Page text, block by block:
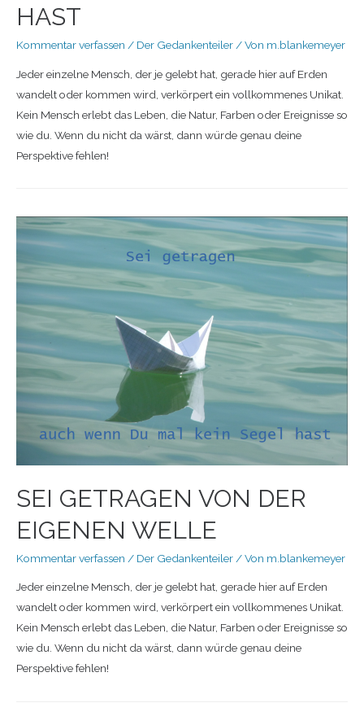
HAST
Kommentar verfassen / Der Gedankenteiler / Von m.blankemeyer
Jeder einzelne Mensch, der je gelebt hat, gerade hier auf Erden
wandelt oder kommen wird, verkörpert ein vollkommenes Unikat.
Kein Mensch erlebt das Leben, die Natur, Farben oder Ereignisse so
wie du. Wenn du nicht da wärst, dann würde genau deine
Perspektive fehlen!
SEI GETRAGEN VON DER
EIGENEN WELLE
Kommentar verfassen / Der Gedankenteiler / Von m.blankemeyer
Jeder einzelne Mensch, der je gelebt hat, gerade hier auf Erden
wandelt oder kommen wird, verkörpert ein vollkommenes Unikat.
Kein Mensch erlebt das Leben, die Natur, Farben oder Ereignisse so
wie du. Wenn du nicht da wärst, dann würde genau deine
Perspektive fehlen!